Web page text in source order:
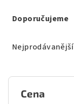
Doporučujeme
Nejprodávanější
Cena